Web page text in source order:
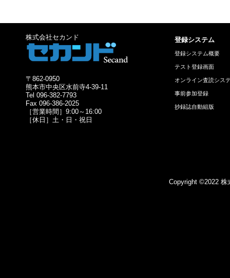
株式会社セカンド
〒862-0950
熊本市中央区水前寺4-39-11
Tel 096-382-7793
Fax 096-386-2025
［営業時間］9:00～16:00
［休日］土・日・祝日
登録システム
登録システム概要
テスト登録画面
オンライン査読シス
事前参加登録
抄録誌自動組版
Copyright ©2022 株